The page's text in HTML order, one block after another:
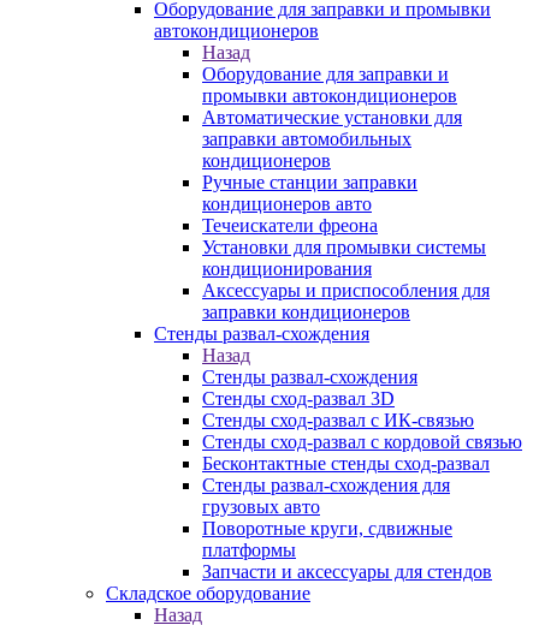
Оборудование для заправки и промывки
автокондиционеров
Назад
Оборудование для заправки и
промывки автокондиционеров
Автоматические установки для
заправки автомобильных
кондиционеров
Ручные станции заправки
кондиционеров авто
Течеискатели фреона
Установки для промывки системы
кондиционирования
Аксессуары и приспособления для
заправки кондиционеров
Стенды развал-схождения
Назад
Стенды развал-схождения
Стенды сход-развал 3D
Стенды сход-развал с ИК-связью
Стенды сход-развал с кордовой связью
Бесконтактные стенды сход-развал
Стенды развал-схождения для
грузовых авто
Поворотные круги, сдвижные
платформы
Запчасти и аксессуары для стендов
Складское оборудование
Назад